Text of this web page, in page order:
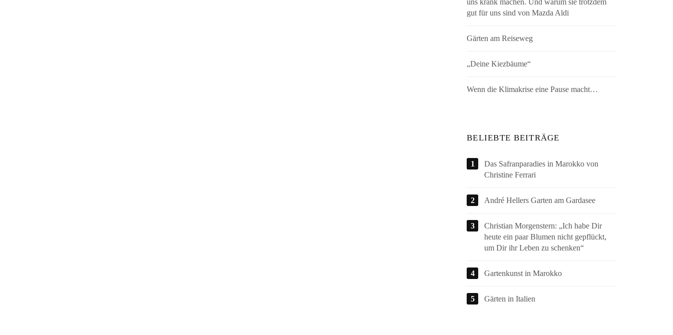
uns krank machen. Und warum sie trotzdem
gut für uns sind von Mazda Aldi
Gärten am Reiseweg
„Deine Kiezbäume“
Wenn die Klimakrise eine Pause macht…
BELIEBTE BEITRÄGE
Das Safranparadies in Marokko von
Christine Ferrari
André Hellers Garten am Gardasee
Christian Morgenstern: „Ich habe Dir
heute ein paar Blumen nicht gepflückt,
um Dir ihr Leben zu schenken“
Gartenkunst in Marokko
Gärten in Italien